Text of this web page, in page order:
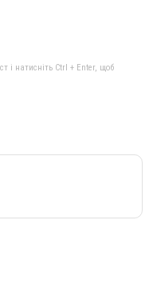
і натисніть Ctrl + Enter, щоб